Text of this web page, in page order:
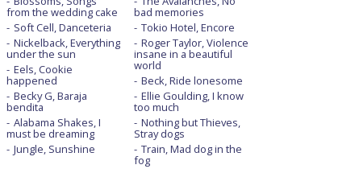
from the wedding cake
Soft Cell, Danceteria
Nickelback, Everything
under the sun
Eels, Cookie
happened
Becky G, Baraja
bendita
Alabama Shakes, I
must be dreaming
Jungle, Sunshine
bad memories
Tokio Hotel, Encore
Roger Taylor, Violence
insane in a beautiful
world
Beck, Ride lonesome
Ellie Goulding, I know
too much
Nothing but Thieves,
Stray dogs
Train, Mad dog in the
fog